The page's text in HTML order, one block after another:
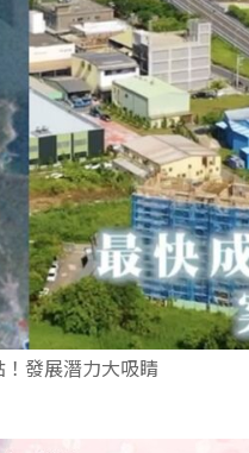
發展潛力大吸睛